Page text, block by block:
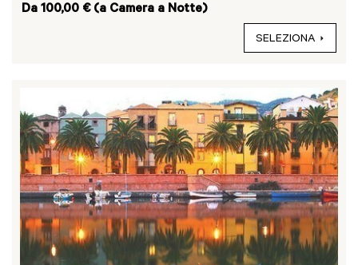
Da 100,00 € (a Camera a Notte)
SELEZIONA